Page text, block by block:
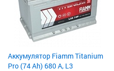
Аккумулятор Fiamm Titanium
Pro (74 Ah) 680 А, L3